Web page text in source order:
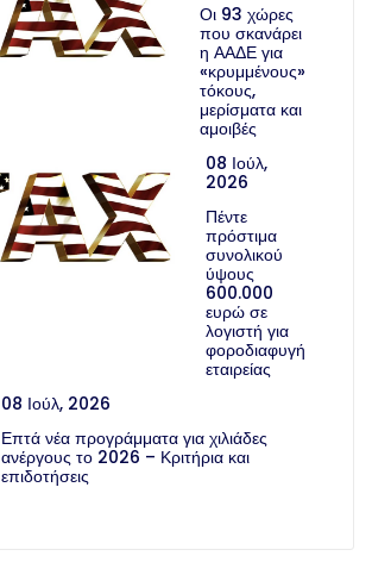
Οι 93 χώρες
που σκανάρει
η ΑΑΔΕ για
«κρυμμένους»
τόκους,
μερίσματα και
αμοιβές
08 Ιούλ,
2026
Πέντε
πρόστιμα
συνολικού
ύψους
600.000
ευρώ σε
λογιστή για
φοροδιαφυγή
εταιρείας
08 Ιούλ, 2026
Επτά νέα προγράμματα για χιλιάδες
ανέργους το 2026 – Κριτήρια και
επιδοτήσεις